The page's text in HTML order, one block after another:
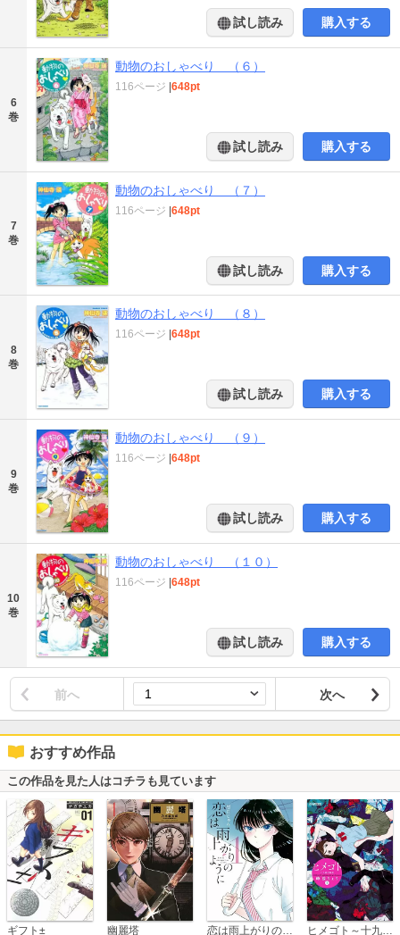
試し読み 購入する
6
巻
動物のおしゃべり （６）
116ページ |648pt
試し読み 購入する
7
巻
動物のおしゃべり （７）
116ページ |648pt
試し読み 購入する
8
巻
動物のおしゃべり （８）
116ページ |648pt
試し読み 購入する
9
巻
動物のおしゃべり （９）
116ページ |648pt
試し読み 購入する
10
巻
動物のおしゃべり （１０）
116ページ |648pt
試し読み 購入する
前へ 次へ
おすすめ作品
この作品を見た人はコチラも見ています
ギフト± 幽麗塔 ヒメゴト～十九歳の制服～